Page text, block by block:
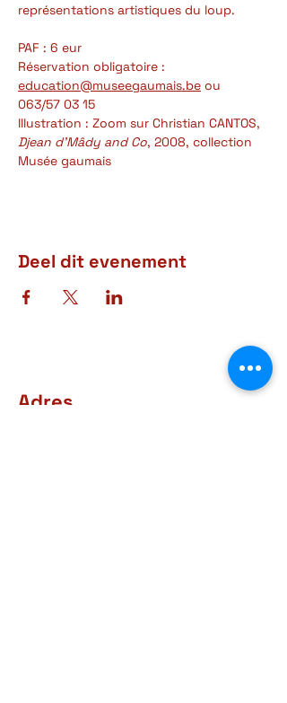
représentations artistiques du loup.
PAF : 6 eur
Réservation obligatoire :
education@museegaumais.be ou
063/57 03 15
Illustration : Zoom sur Christian CANTOS,
Djean d’Mâdy and Co, 2008, collection
Musée gaumais
Deel dit evenement
Adres